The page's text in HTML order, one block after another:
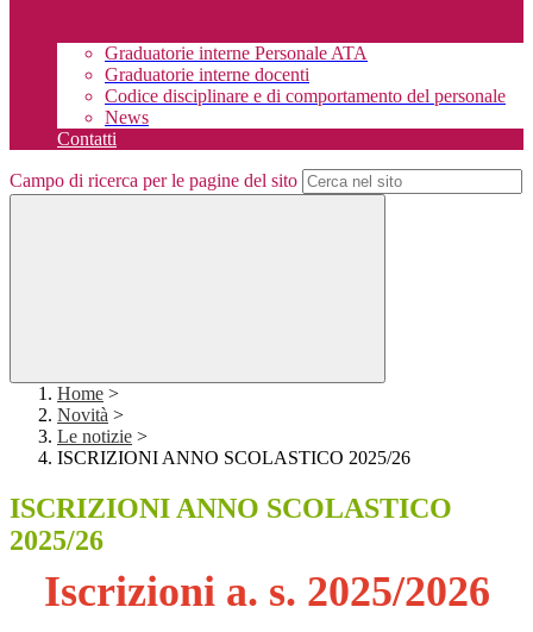
Graduatorie interne Personale ATA
Graduatorie interne docenti
Codice disciplinare e di comportamento del personale
News
Contatti
Campo di ricerca per le pagine del sito
Home >
Novità >
Le notizie >
ISCRIZIONI ANNO SCOLASTICO 2025/26
ISCRIZIONI ANNO SCOLASTICO
2025/26
Iscrizioni a. s. 2025/2026